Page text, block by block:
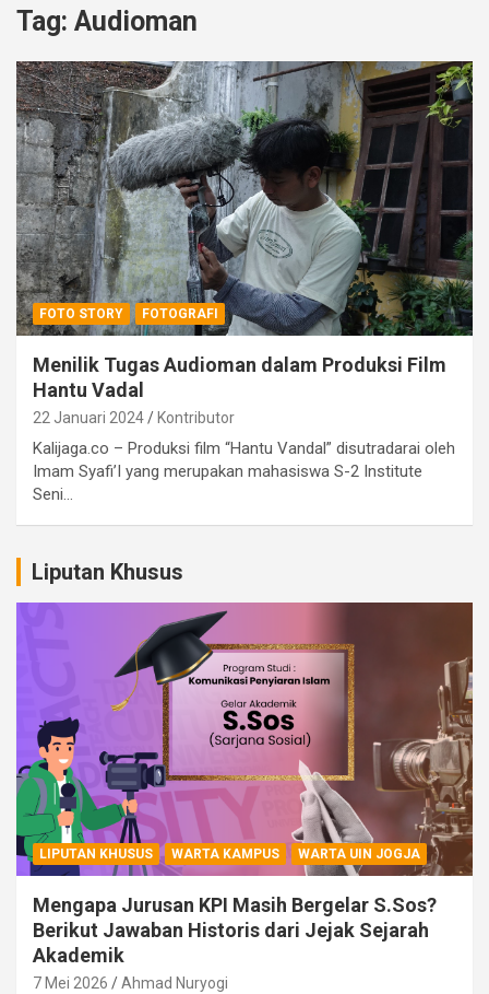
Tag: Audioman
FOTO STORY FOTOGRAFI
Menilik Tugas Audioman dalam Produksi Film
Hantu Vadal
22 Januari 2024 Kontributor
Kalijaga.co – Produksi film “Hantu Vandal” disutradarai oleh
Imam Syafi’I yang merupakan mahasiswa S-2 Institute
Seni…
Liputan Khusus
LIPUTAN KHUSUS WARTA KAMPUS WARTA UIN JOGJA
Mengapa Jurusan KPI Masih Bergelar S.Sos?
Berikut Jawaban Historis dari Jejak Sejarah
Akademik
7 Mei 2026 Ahmad Nuryogi